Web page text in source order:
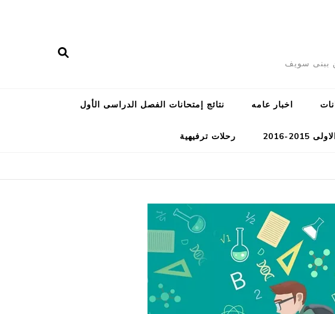
ببنى سويف
اخبار عامه نتائج إمتحانات الفصل الدراسى الأول
2016 رحلات ترفيهية